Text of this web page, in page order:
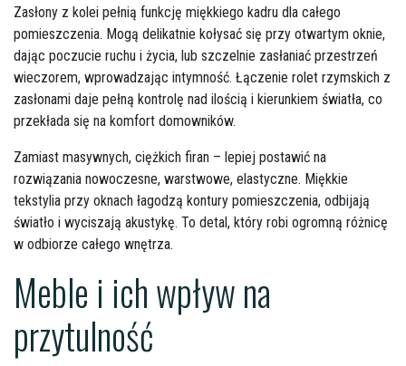
Zasłony z kolei pełnią funkcję miękkiego kadru dla całego
pomieszczenia. Mogą delikatnie kołysać się przy otwartym oknie,
dając poczucie ruchu i życia, lub szczelnie zasłaniać przestrzeń
wieczorem, wprowadzając intymność. Łączenie rolet rzymskich z
zasłonami daje pełną kontrolę nad ilością i kierunkiem światła, co
przekłada się na komfort domowników.
Zamiast masywnych, ciężkich firan – lepiej postawić na
rozwiązania nowoczesne, warstwowe, elastyczne. Miękkie
tekstylia przy oknach łagodzą kontury pomieszczenia, odbijają
światło i wyciszają akustykę. To detal, który robi ogromną różnicę
w odbiorze całego wnętrza.
Meble i ich wpływ na
przytulność